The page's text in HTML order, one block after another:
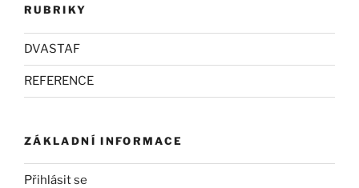
RUBRIKY
DVASTAF
REFERENCE
ZÁKLADNÍ INFORMACE
Přihlásit se